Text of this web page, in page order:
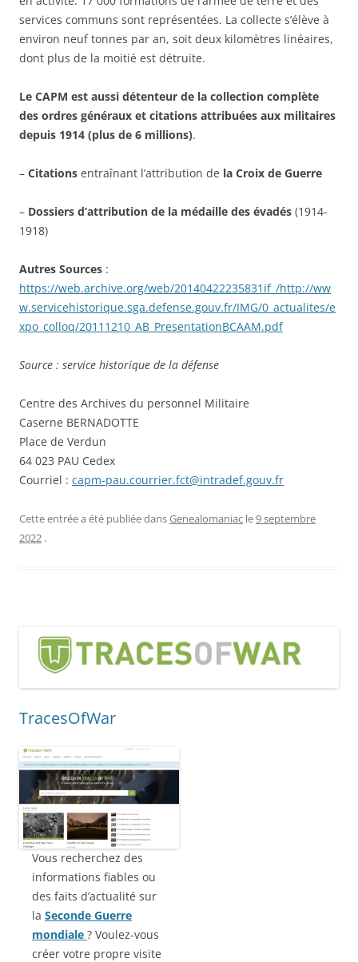
services communs sont représentées. La collecte s’élève à
environ neuf tonnes par an, soit deux kilomètres linéaires,
dont plus de la moitié est détruite.
Le CAPM est aussi détenteur de la collection complète
des ordres généraux et citations attribuées aux militaires
depuis 1914 (plus de 6 millions).
– Citations entraînant l’attribution de la Croix de Guerre
– Dossiers d’attribution de la médaille des évadés (1914-
1918)
Autres Sources :
https://web.archive.org/web/20140422235831if_/http://ww
w.servicehistorique.sga.defense.gouv.fr/IMG/0_actualites/e
xpo_colloq/20111210_AB_PresentationBCAAM.pdf
Source : service historique de la défense
Centre des Archives du personnel Militaire
Caserne BERNADOTTE
Place de Verdun
64 023 PAU Cedex
Courriel : capm-pau.courrier.fct@intradef.gouv.fr
Cette entrée a été publiée dansGenealomaniac le9 septembre
2022 .
TracesOfWar
Vous recherchez des
informations fiables ou
des faits d’actualité sur
la Seconde Guerre
mondiale ? Voulez-vous
créer votre propre visite